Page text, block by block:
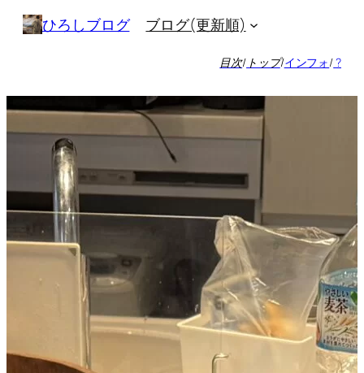
キ
ッ
プ
ひろしブログ ブログ(更新順)
目次/ トップ/インフォ/?